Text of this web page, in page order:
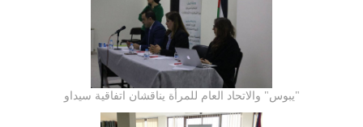
"يبوس" والاتحاد العام للمرأة يناقشان اتفاقية سيداو